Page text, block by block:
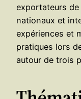
exportateurs
nationaux et
expériences et
pratiques lors
autour de trois